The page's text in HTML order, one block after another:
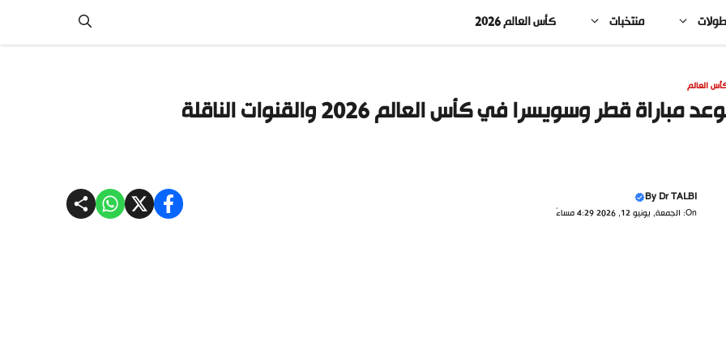
منتخبات كأس العالم 2026
العالم
مباراة قطر وسويسرا في كأس العالم 2026 والقنوات الناقلة
ByDr TALBI
On: الجمعة, يونيو 12, 2026 4:29 مساءً